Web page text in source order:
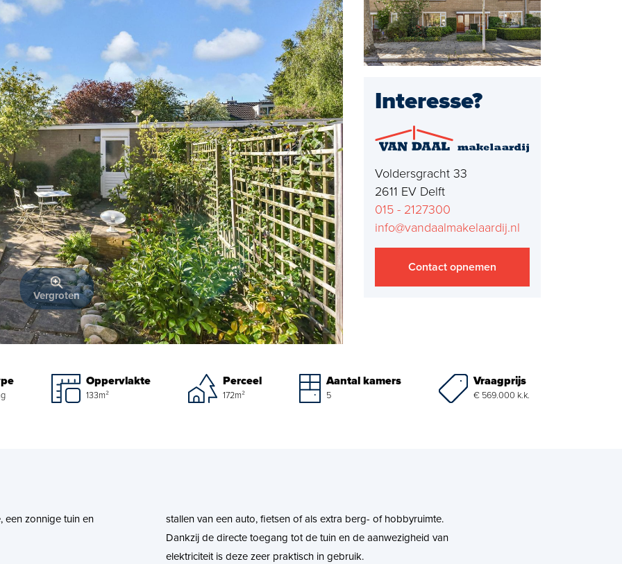
Vestiging Delft Vestiging Rijswijk
Vergroten
Interesse?
Voldersgracht 33
2611 EV Delft
015 - 2127300
info@vandaalmakelaardij.nl
Contact opnemen
Oppervlakte
133m²
Perceel
172m²
Aantal kamers
5
Vraagprijs
€ 569.000 k.k.
een zonnige tuin en
stallen van een auto, fietsen of als extra berg- of hobbyruimte.
Dankzij de directe toegang tot de tuin en de aanwezigheid van
elektriciteit is deze zeer praktisch in gebruik.